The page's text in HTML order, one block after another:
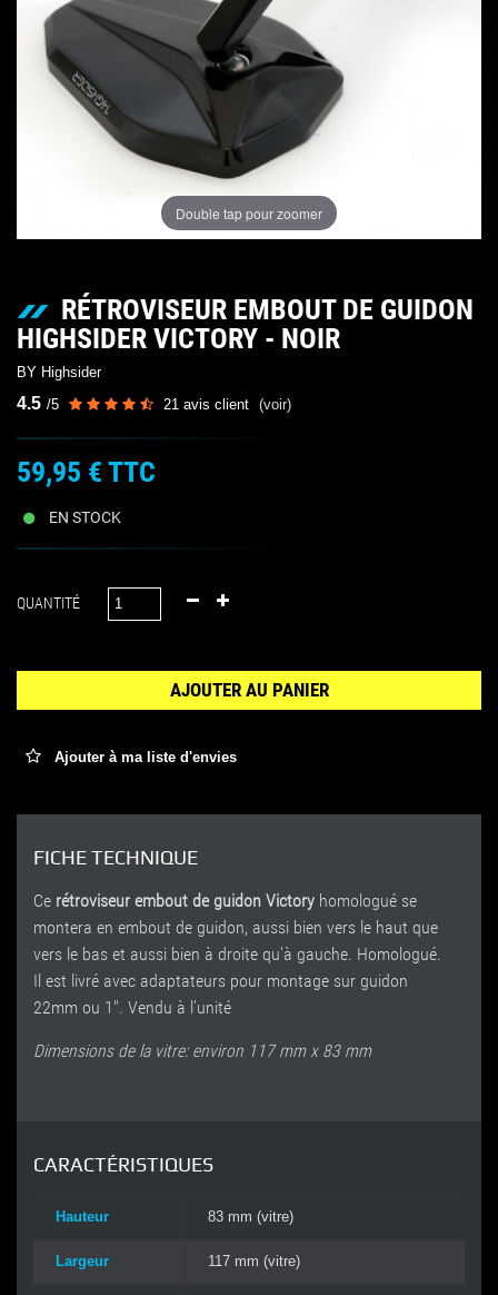
Double tap pour zoomer
RÉTROVISEUR EMBOUT DE GUIDON
HIGHSIDER VICTORY - NOIR
BY Highsider
4.5 /5 21 avis client (voir)
59,95 € TTC
EN STOCK
QUANTITÉ
AJOUTER AU PANIER
Ajouter à ma liste d'envies
FICHE TECHNIQUE
Ce rétroviseur embout de guidon Victory homologué se
montera en embout de guidon, aussi bien vers le haut que
vers le bas et aussi bien à droite qu'à gauche. Homologué.
Il est livré avec adaptateurs pour montage sur guidon
22mm ou 1". Vendu à l'unité
Dimensions de la vitre: environ 117 mm x 83 mm
CARACTÉRISTIQUES
Hauteur 83 mm (vitre)
Largeur 117 mm (vitre)